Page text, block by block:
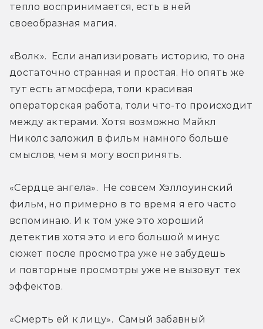
тепло воспринимается, есть в ней
своеобразная магия.
«Волк».  Если анализировать историю, то она
достаточно странная и простая. Но опять же
тут есть атмосфера, толи красивая
операторская работа, толи что-то происходит
между актерами. Хотя возможно Майкл
Николс заложил в фильм намного больше
смыслов, чем я могу воспринять.
«Сердце ангела».  Не совсем Хэллоуинский
фильм, но примерно в то время я его часто
вспоминаю. И к том уже это хороший
детектив хотя это и его большой минус
сюжет после просмотра уже не забудешь
и повторные просмотры уже не вызовут тех
эффектов.
«Смерть ей к лицу».  Самый забавный